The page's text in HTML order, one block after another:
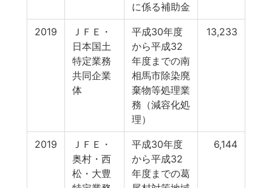
に係る補助金
2019
ＪＦＥ・
日本国土
特定業務
共同企業
体
平成30年度
から平成32
年度までの南
相馬市除染廃
棄物等処理業
務（減容化処
理）
13,233
2019
ＪＦＥ・
奥村・西
松・大豊
平成30年度
から平成32
年度までの葛
6,144